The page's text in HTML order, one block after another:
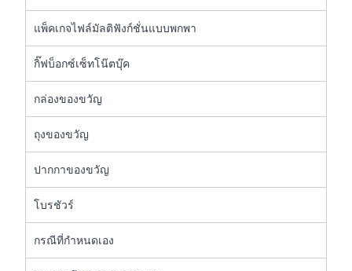
แพ็คเกจไฟล์มัลติฟังก์ชั่นแบบพกพา
กิ๊ฟบ็อกซ์เซ็ทโน๊ตบุ๊ค
กล่องของขวัญ
ถุงของขวัญ
ปากกาของขวัญ
โบรชัวร์
กรณีที่กำหนดเอง